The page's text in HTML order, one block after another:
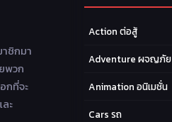
ชิกมา
พวก
กที่จะ
ะ
Action ต่อสู้
Adventure ผจญภัย
Animation อนิเมชั่น
Cars รถ